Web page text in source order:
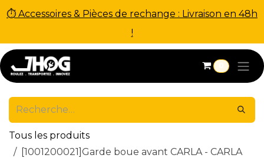
⏱ Accessoires & Pièces de rechange : Livraison en 48h
!
Se rendre au contenu
0
Tous les produits
[1001200021]Garde boue avant CARLA - CARLA